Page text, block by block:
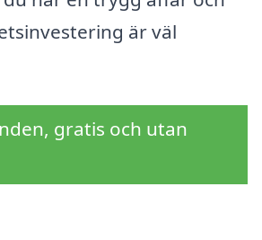
är väl
gratis och utan